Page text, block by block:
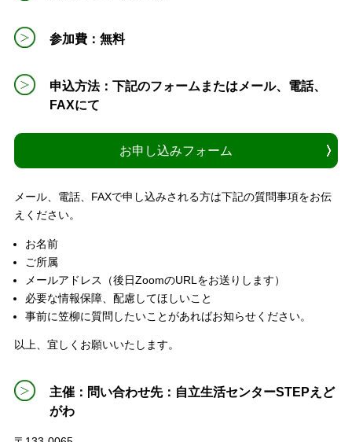
参加費：無料
申込方法：下記のフォームまたはメール、電話、
FAXにて
お申し込みフォーム
メール、電話、FAXで申し込みされる方は下記の質問事項をお伝
えください。
お名前
ご所属
メールアドレス（後日ZoomのURLをお送りします）
必要な情報保障、配慮してほしいこと
事前に笠柳に質問したいことがあればお知らせください。
以上、宜しくお願いいたします。
主催：問い合わせ先：自立生活センターSTEPえど
がわ